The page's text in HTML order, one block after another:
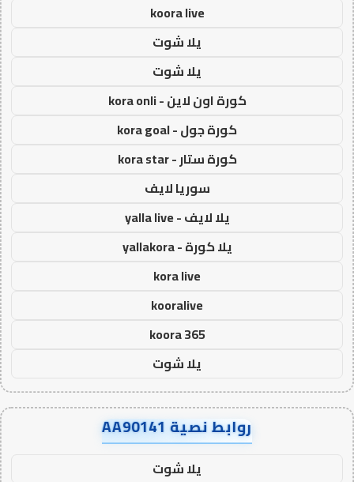
koora live
يلا شوت
يلا شوت
كورة اون لاين - kora onli
كورة جول - kora goal
كورة ستار - kora star
سوريا لايف
يلا لايف - yalla live
يلا كورة - yallakora
kora live
kooralive
koora 365
يلا شوت
روابط نصية AA90141
يلا شوت